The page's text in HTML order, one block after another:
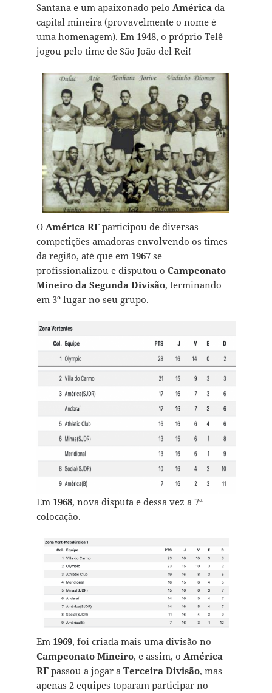
Santana e um apaixonado pelo América da
capital mineira (provavelmente o nome é
uma homenagem). Em 1948, o próprio Telê
jogou pelo time de São João del Rei!
O América RFparticipou de diversas
competições amadoras envolvendo os times
da região, até que em 1967se
profissionalizou e disputou o Campeonato
Mineiro da Segunda Divisão, terminando
em 3º lugar no seu grupo.
Em 1968, nova disputa e dessa vez a 7ª
colocação.
Em 1969, foi criada mais uma divisão no
Campeonato Mineiro, e assim, o América
RFpassou a jogar a Terceira Divisão, mas
apenas 2 equipes toparam participar no